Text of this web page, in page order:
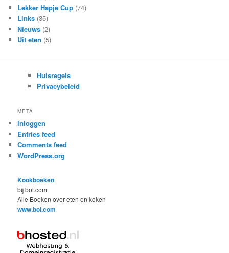
Lekker Hapje Cup (74)
Links (35)
Nieuws (2)
Uit eten (5)
Huisregels
Privacybeleid
META
Inloggen
Entries feed
Comments feed
WordPress.org
Kookboeken
bij bol.com
Alle Boeken over eten en koken
www.bol.com